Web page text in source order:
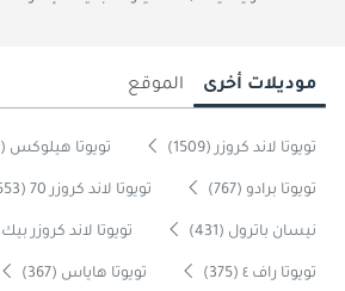
موديلات أخرى الموقع
تويوتا لاند كروزر (1509) تويوتا هيلوكس (1305)
تويوتا برادو (767) تويوتا لاند كروزر 70 (553)
نيسان باترول (431) تويوتا لاند كروزر بيك
تويوتا راف ٤ (375) تويوتا هاياس (367)